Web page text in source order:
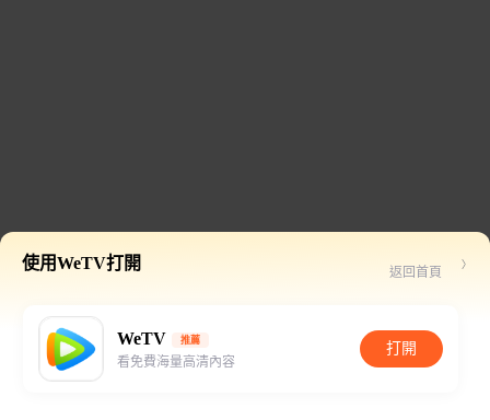
使用WeTV打開 返回首頁
WeTV 推薦
看免費海量高清內容
打開